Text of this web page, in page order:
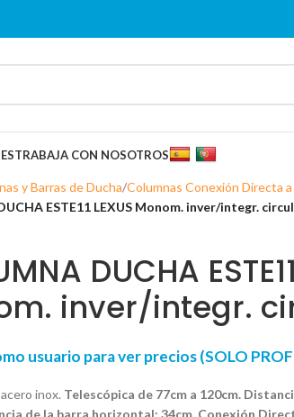
TRABAJA CON NOSOTROS
y Barras de Ducha Columnas Conexión Directa
ESTE11 LEXUS Monom. inver/integr.
DUCHA
inver/integr.
usuario para ver precios (SOLO
inox. Telescópica de 77cm a 120cm.
de la barra horizontal: 34cm. Conexión